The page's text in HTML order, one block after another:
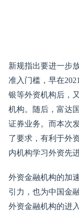
新规指出要进一步
准入门槛，早在
银等外资机构后，
机构。随后，富达
证券业务。而本次
了要求，有利于外
内机构学习外资先
外资金融机构的加
引力，也为中国金
外资金融机构的进